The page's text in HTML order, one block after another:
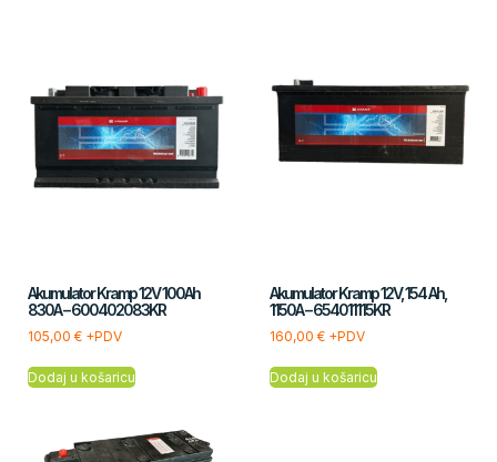
Akumulator Kramp 12V 100Ah
830A – 600402083KR
105,00 € +PDV
Dodaj u košaricu
Akumulator Kramp 12V, 154 Ah,
1150A – 654011115KR
160,00 €+PDV
Dodaj u košaricu